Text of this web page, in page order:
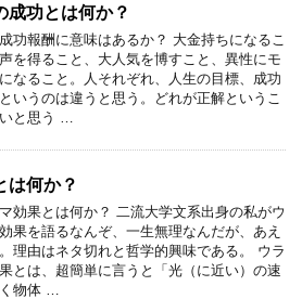
成功とは何か？
功報酬に意味はあるか？ 大金持ちになるこ
を得ること、大人気を博すこと、異性にモ
なること。人それぞれ、人生の目標、成功
いうのは違うと思う。どれが正解というこ
と思う …
は何か？
効果とは何か？ 二流大学文系出身の私がウ
果を語るなんぞ、一生無理なんだが、あえ
理由はネタ切れと哲学的興味である。 ウラ
とは、超簡単に言うと「光（に近い）の速
物体 …